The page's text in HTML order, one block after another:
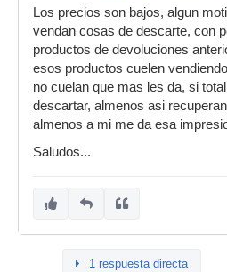
Los precios son bajos, algun
vendan cosas de descarte, con
productos de devoluciones
esos productos cuelen
no cuelan que mas les da, si
descartar, almenos asi
almenos a mi me da esa
Saludos...
1 respuesta directa